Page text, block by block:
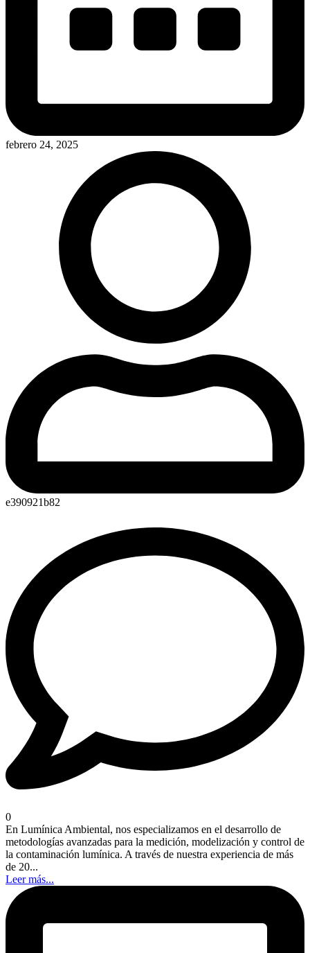
febrero 24, 2025
e390921b82
0
En Lumínica Ambiental, nos especializamos en el desarrollo de
metodologías avanzadas para la medición, modelización y control de
la contaminación lumínica. A través de nuestra experiencia de más
de 20...
Leer más...